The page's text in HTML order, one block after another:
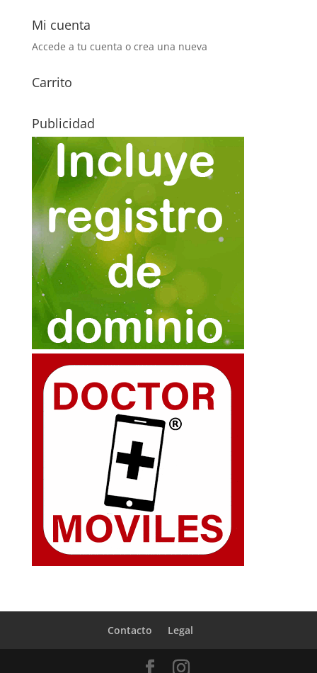
Mi cuenta
Accede a tu cuenta o crea una nueva
Carrito
Publicidad
Contacto Legal